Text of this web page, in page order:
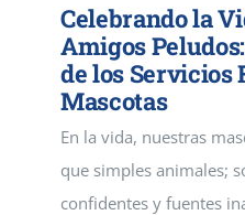
Celebrando la
Amigos
de los Servicios
Mascotas
En la vida, nuestras
que simples animales;
confidentes y fuentes